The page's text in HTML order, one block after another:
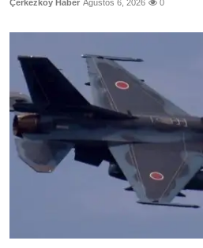
Çerkezköy Haber Ağustos 6, 2026 0